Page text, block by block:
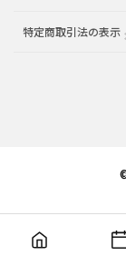
特定商取引法の表示